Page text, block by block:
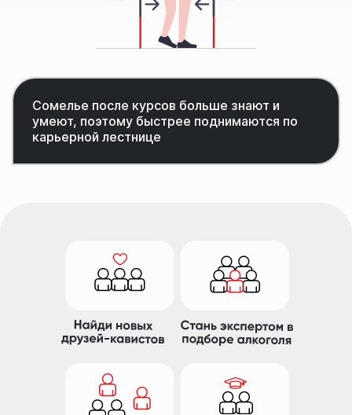
Сомелье после курсов больше знают и
умеют, поэтому быстрее поднимаются по
карьерной лестнице